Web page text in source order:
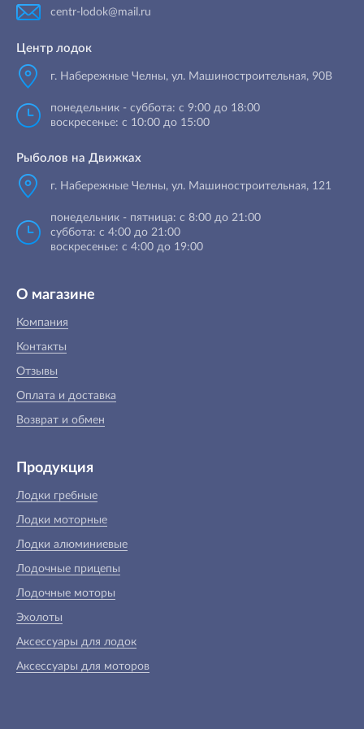
centr-lodok@mail.ru
Центр лодок
г. Набережные Челны, ул. Машиностроительная, 90B
понедельник - суббота: с 9:00 до 18:00
воскресенье: с 10:00 до 15:00
Рыболов на Движках
г. Набережные Челны, ул. Машиностроительная, 121
понедельник - пятница: с 8:00 до 21:00
суббота: с 4:00 до 21:00
воскресенье: с 4:00 до 19:00
О магазине
Компания
Контакты
Отзывы
Оплата и доставка
Возврат и обмен
Продукция
Лодки гребные
Лодки моторные
Лодки алюминиевые
Лодочные прицепы
Лодочные моторы
Эхолоты
Аксессуары для лодок
Аксессуары для моторов